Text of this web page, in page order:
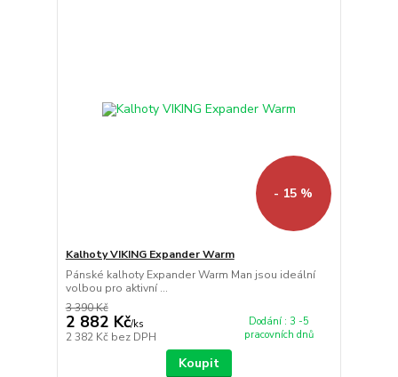
- 15 %
Kalhoty VIKING Expander Warm
Pánské kalhoty Expander Warm Man jsou ideální
volbou pro aktivní ...
3 390 Kč
2 882 Kč/ks
2 382 Kč bez DPH
Dodání : 3 -5
pracovních dnů
Koupit